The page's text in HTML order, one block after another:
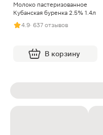
Молоко пастеризованное
Кубанская буренка 2.5% 1.4л
4.9· 637 отзывов
В корзину